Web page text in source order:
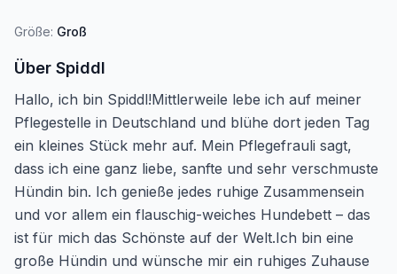
Größe: Groß
Über Spiddl
Hallo, ich bin Spiddl!Mittlerweile lebe ich auf meiner
Pflegestelle in Deutschland und blühe dort jeden Tag
ein kleines Stück mehr auf. Mein Pflegefrauli sagt,
dass ich eine ganz liebe, sanfte und sehr verschmuste
Hündin bin. Ich genieße jedes ruhige Zusammensein
und vor allem ein flauschig-weiches Hundebett – das
ist für mich das Schönste auf der Welt.Ich bin eine
große Hündin und wünsche mir ein ruhiges Zuhause